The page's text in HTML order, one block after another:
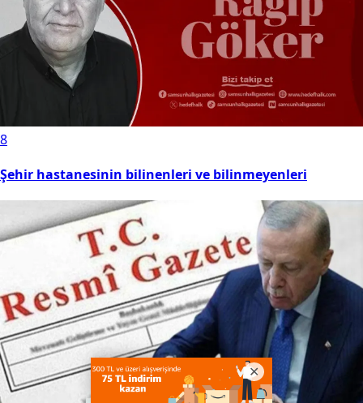
8
Şehir hastanesinin bilinenleri ve bilinmeyenleri